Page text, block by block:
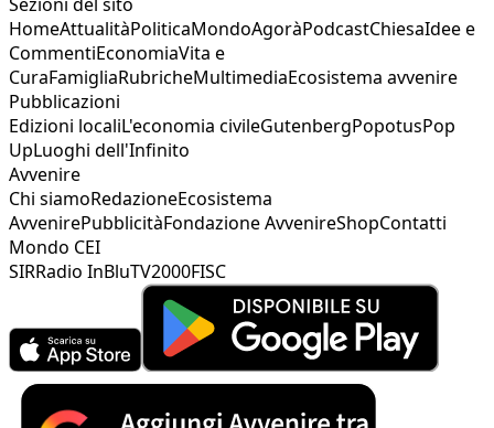
HomeAttualitàPoliticaMondoAgoràPodcastChiesaIdee e
CommentiEconomiaVita e
CuraFamigliaRubricheMultimediaEcosistema avvenire
Pubblicazioni
Edizioni localiL'economia civileGutenbergPopotusPop
UpLuoghi dell'Infinito
Avvenire
Chi siamoRedazioneEcosistema
AvvenirePubblicitàFondazione AvvenireShopContatti
Mondo CEI
SIRRadio InBluTV2000FISC